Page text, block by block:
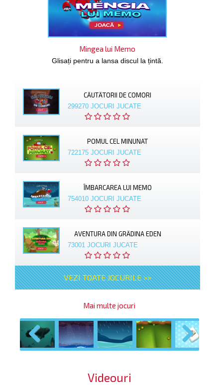
Mingea lui Memo
Glisați pentru a lansa discul la țintă.
CĂUTĂTORII DE COMORI
299270 JOCURI JUCATE
POMUL CEL MINUNAT
722175 JOCURI JUCATE
ÎMBARCAREA LUI MEMO
754010 JOCURI JUCATE
AVENTURA DIN GRĂDINA EDEN
73001 JOCURI JUCATE
VEZI TOATE JOCURILE >>
Mai multe jocuri
Previous Next
Videouri